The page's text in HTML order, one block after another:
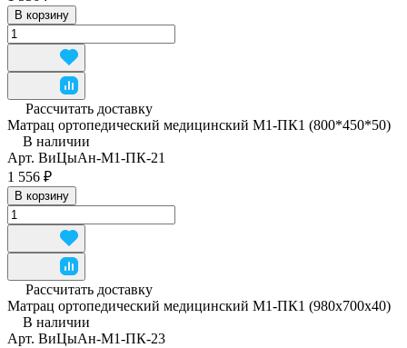
В корзину
Рассчитать доставку
Матрац ортопедический медицинский М1-ПК1 (800*450*50)
В наличии
Арт. ВиЦыАн-М1-ПК-21
1 556 ₽
В корзину
Рассчитать доставку
Матрац ортопедический медицинский М1-ПК1 (980x700x40)
В наличии
Арт. ВиЦыАн-М1-ПК-23